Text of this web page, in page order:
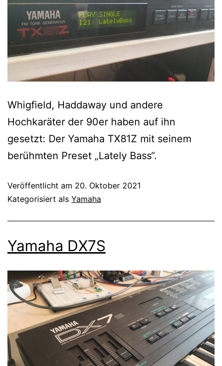
Whigfield, Haddaway und andere
Hochkaräter der 90er haben auf ihn
gesetzt: Der Yamaha TX81Z mit seinem
berühmten Preset „Lately Bass“.
Veröffentlicht am 20. Oktober 2021
Kategorisiert als Yamaha
Yamaha DX7S